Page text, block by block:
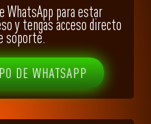
WhatsApp para estar
y tengas acceso directo
soporte.
DE WHATSAPP